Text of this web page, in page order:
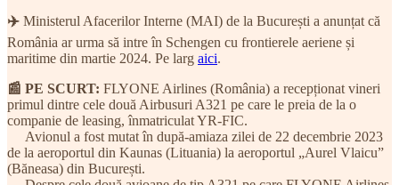
✈️ Ministerul Afacerilor Interne (MAI) de la București a anunțat că
România ar urma să intre în Schengen cu frontierele aeriene și
maritime din martie 2024. Pe larg aici.
📰 PE SCURT: FLYONE Airlines (România) a recepționat vineri
primul dintre cele două Airbusuri A321 pe care le preia de la o
companie de leasing, înmatriculat YR-FIC.
Avionul a fost mutat în după-amiaza zilei de 22 decembrie 2023
de la aeroportul din Kaunas (Lituania) la aeroportul „Aurel Vlaicu”
(Băneasa) din București.